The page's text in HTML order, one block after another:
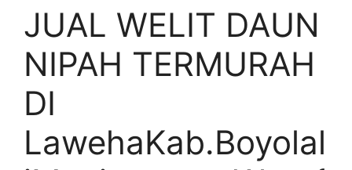
JUAL WELIT DAUN
NIPAH TERMURAH
DI
LawehaKab.Boyolal